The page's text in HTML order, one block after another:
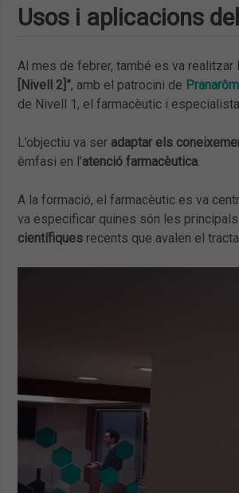
Usos i aplicacions
Al mes de febrer, també es va realitzar
[Nivell 2]”, amb el patrocini de Pranarôm
de Nivell 1, el farmacèutic i
L’objectiu va ser adaptar els
èmfasi en l’atenció farmacèutica.
A la formació, el farmacèutic es va
va especificar quines són les principals
científiquesrecents que avalen el